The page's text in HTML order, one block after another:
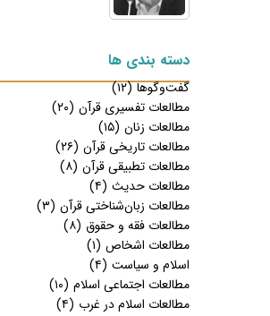
دسته بندی ها
گفت‌وگوها (۱۲)
مطالعات تفسیری قرآن (۲۰)
مطالعات زنان (۱۵)
مطالعات تاریخی قرآن (۲۶)
مطالعات تطبیقی قرآن (۸)
مطالعات حدیث (۴)
مطالعات زبان‌شناختی قرآن (۳)
مطالعات فقه و حقوق (۸)
مطالعات اشخاص (۱)
اسلام و سیاست (۴)
مطالعات اجتماعی اسلام (۱۰)
مطالعات اسلام در غرب (۴)